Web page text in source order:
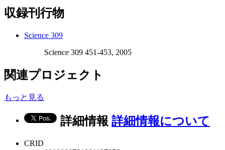
収録刊行物
Science 309
Science 309 451-453, 2005
関連プロジェクト
もっと見る
詳細情報 詳細情報について
CRID